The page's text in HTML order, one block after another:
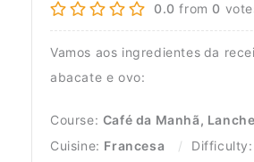
0.0 from 0
Vamos aos ingredientes da
abacate e ovo:
Course: Café da Manhã,
Cuisine: Francesa Difficulty: